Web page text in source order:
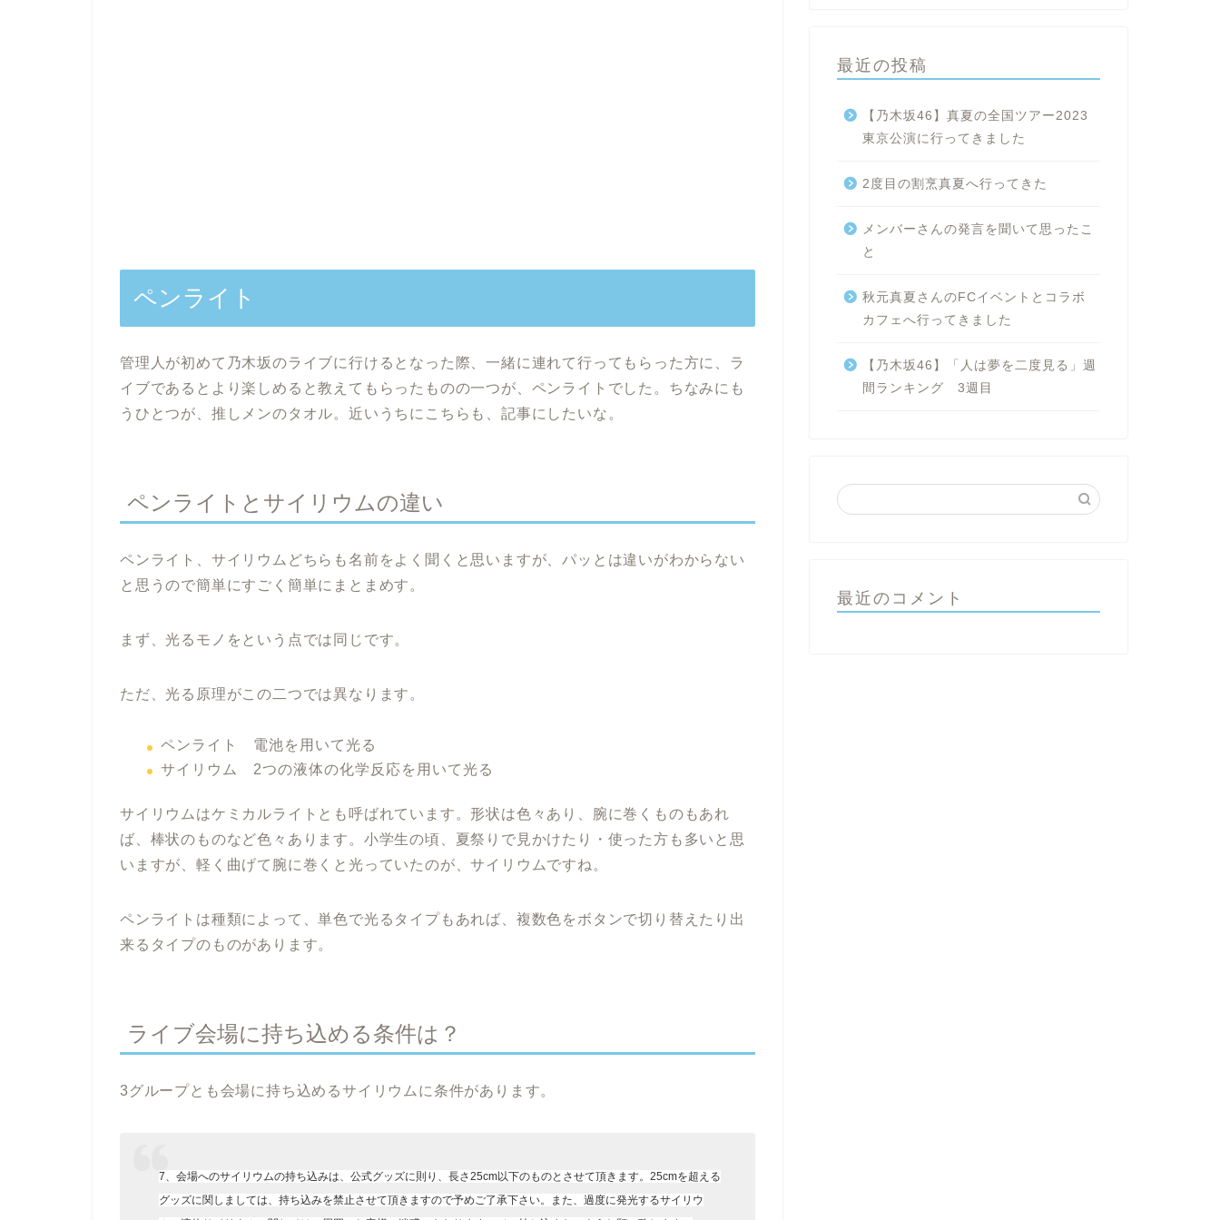
ペンライト
管理人が初めて乃木坂のライブに行けるとなった際、一緒に連れて行ってもらった方に、ラ
イブであるとより楽しめると教えてもらったものの一つが、ペンライトでした。ちなみにも
うひとつが、推しメンのタオル。近いうちにこちらも、記事にしたいな。
ペンライトとサイリウムの違い
ペンライト、サイリウムどちらも名前をよく聞くと思いますが、パッとは違いがわからない
と思うので簡単にすごく簡単にまとまめす。
まず、光るモノをという点では同じです。
ただ、光る原理がこの二つでは異なります。
ペンライト 電池を用いて光る
サイリウム 2つの液体の化学反応を用いて光る
サイリウムはケミカルライトとも呼ばれています。形状は色々あり、腕に巻くものもあれ
ば、棒状のものなど色々あります。小学生の頃、夏祭りで見かけたり・使った方も多いと思
いますが、軽く曲げて腕に巻くと光っていたのが、サイリウムですね。
ペンライトは種類によって、単色で光るタイプもあれば、複数色をボタンで切り替えたり出
来るタイプのものがあります。
ライブ会場に持ち込める条件は？
3グループとも会場に持ち込めるサイリウムに条件があります。
7、会場へのサイリウムの持ち込みは、公式グッズに則り、長さ25cm以下のものとさせて頂きます。25cmを超える
グッズに関しましては、持ち込みを禁止させて頂きますので予めご了承下さい。また、過度に発光するサイリウ
最近の投稿
【乃木坂46】真夏の全国ツアー2023
東京公演に行ってきました
2度目の割烹真夏へ行ってきた
メンバーさんの発言を聞いて思ったこ
と
秋元真夏さんのFCイベントとコラボ
カフェへ行ってきました
【乃木坂46】「人は夢を二度見る」週
間ランキング 3週目
最近のコメント